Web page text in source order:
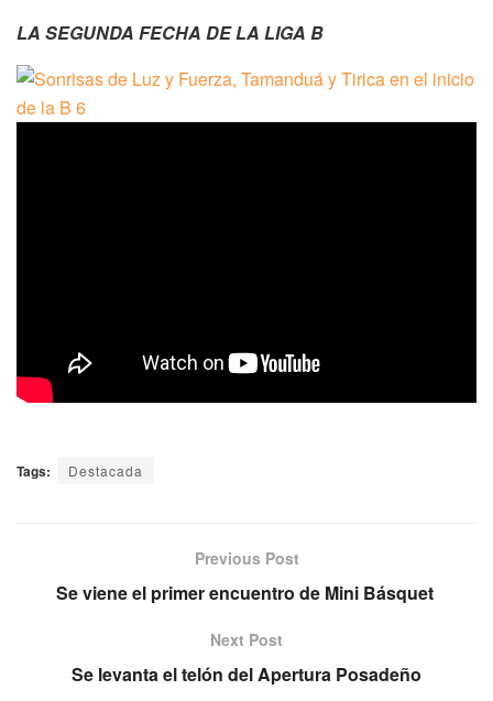
LA SEGUNDA FECHA DE LA LIGA B
Tags: Destacada
Previous Post
Se viene el primer encuentro de Mini Básquet
Next Post
Se levanta el telón del Apertura Posadeño